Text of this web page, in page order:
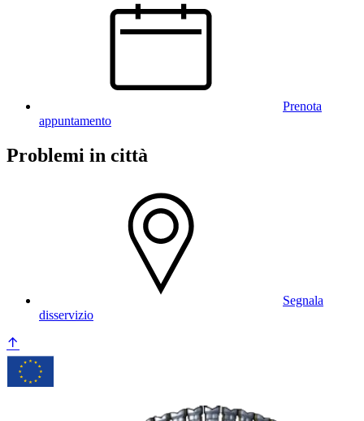
Prenota
appuntamento
Problemi in città
Segnala
disservizio